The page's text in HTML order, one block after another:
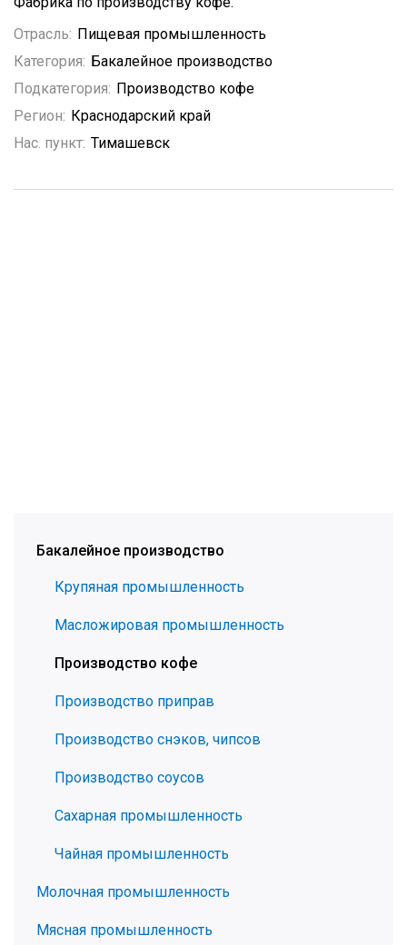
Отрасль: Пищевая промышленность
Категория: Бакалейное производство
Подкатегория: Производство кофе
Регион: Краснодарский край
Нас. пункт: Тимашевск
Бакалейное производство
Крупяная промышленность
Масложировая промышленность
Производство кофе
Производство приправ
Производство снэков, чипсов
Производство соусов
Сахарная промышленность
Чайная промышленность
Молочная промышленность
Мясная промышленность